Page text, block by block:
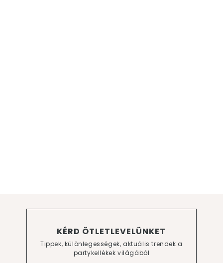
KÉRD ÖTLETLEVELÜNKET
Tippek, különlegességek, aktuális trendek a
partykellékek világából